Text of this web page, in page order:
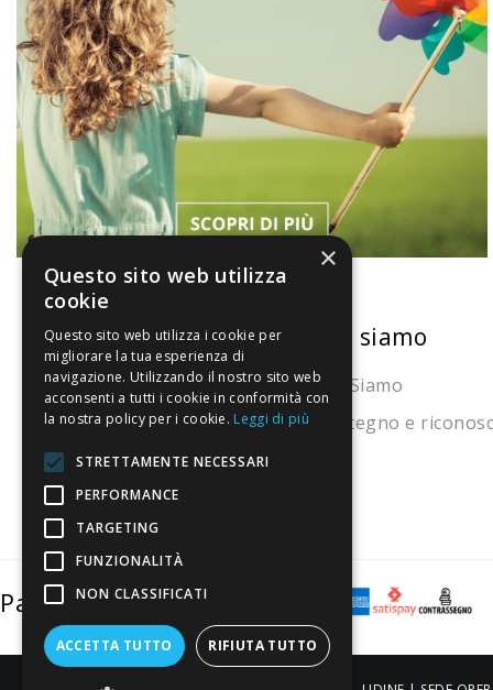
La nostra convenienza
Il risparmio che fa ambiente
Il nostro manifesto
Il blog
Perché fidarti
Vendi con noi
Chi siamo
Chi Siamo
Sostegno e
Pagamenti sicuri
×
Questo sito web utilizza
cookie
Questo sito web utilizza i cookie per
migliorare la tua esperienza di
navigazione. Utilizzando il nostro sito web
acconsenti a tutti i cookie in conformità con
la nostra policy per i cookie. Leggi di più
STRETTAMENTE NECESSARI
PERFORMANCE
TARGETING
FUNZIONALITÀ
NON CLASSIFICATI
ACCETTA TUTTO RIFIUTA TUTTO